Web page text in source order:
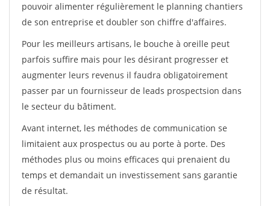
pouvoir alimenter régulièrement le planning chantiers
de son entreprise et doubler son chiffre d'affaires.
Pour les meilleurs artisans, le bouche à oreille peut
parfois suffire mais pour les désirant progresser et
augmenter leurs revenus il faudra obligatoirement
passer par un fournisseur de leads prospectsion dans
le secteur du bâtiment.
Avant internet, les méthodes de communication se
limitaient aux prospectus ou au porte à porte. Des
méthodes plus ou moins efficaces qui prenaient du
temps et demandait un investissement sans garantie
de résultat.